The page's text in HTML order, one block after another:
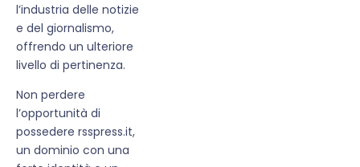
l’industria delle notizie
e del giornalismo,
offrendo un ulteriore
livello di pertinenza.
Non perdere
l’opportunità di
possedere rsspress.it,
un dominio con una